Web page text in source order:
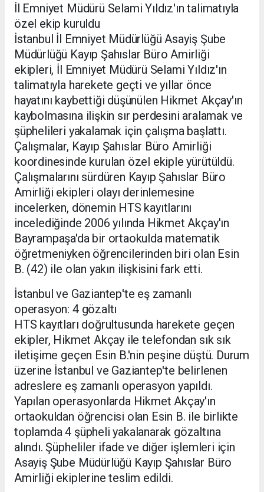
İl Emniyet Müdürü Selami Yıldız'ın talimatıyla
özel ekip kuruldu
İstanbul İl Emniyet Müdürlüğü Asayiş Şube
Müdürlüğü Kayıp Şahıslar Büro Amirliği
ekipleri, İl Emniyet Müdürü Selami Yıldız'ın
talimatıyla harekete geçti ve yıllar önce
hayatını kaybettiği düşünülen Hikmet Akçay'ın
kaybolmasına ilişkin sır perdesini aralamak ve
şüphelileri yakalamak için çalışma başlattı.
Çalışmalar, Kayıp Şahıslar Büro Amirliği
koordinesinde kurulan özel ekiple yürütüldü.
Çalışmalarını sürdüren Kayıp Şahıslar Büro
Amirliği ekipleri olayı derinlemesine
incelerken, dönemin HTS kayıtlarını
incelediğinde 2006 yılında Hikmet Akçay'ın
Bayrampaşa'da bir ortaokulda matematik
öğretmeniyken öğrencilerinden biri olan Esin
B. (42) ile olan yakın ilişkisini fark etti.
İstanbul ve Gaziantep'te eş zamanlı
operasyon: 4 gözaltı
HTS kayıtları doğrultusunda harekete geçen
ekipler, Hikmet Akçay ile telefondan sık sık
iletişime geçen Esin B.'nin peşine düştü. Durum
üzerine İstanbul ve Gaziantep'te belirlenen
adreslere eş zamanlı operasyon yapıldı.
Yapılan operasyonlarda Hikmet Akçay'ın
ortaokuldan öğrencisi olan Esin B. ile birlikte
toplamda 4 şüpheli yakalanarak gözaltına
alındı. Şüpheliler ifade ve diğer işlemleri için
Asayiş Şube Müdürlüğü Kayıp Şahıslar Büro
Amirliği ekiplerine teslim edildi.